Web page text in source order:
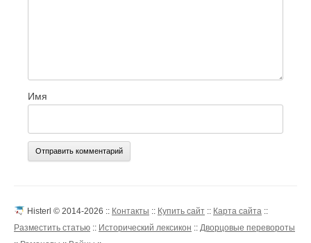
Имя
Histerl © 2014-2026 :: Контакты :: Купить сайт :: Карта сайта ::
Разместить статью :: Исторический лексикон :: Дворцовые перевороты